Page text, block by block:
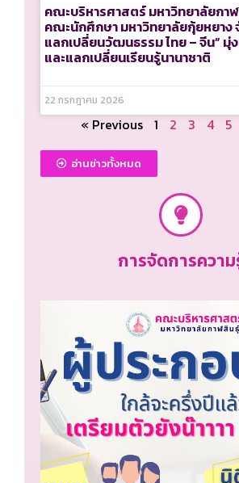
คณะบริหารศาสตร์ มหาวิทยาลัยกา
คณะนักศึกษา มหาวิทยาลัยกุ้ยหยาง
แลกเปลี่ยนวัฒนธรรม ไทย – จีน”
และแลกเปลี่ยนเรียนรู้นานาชาติ
22 กรกฎาคม 2026
« Previous 1 2 3 4 5
อ่านข่าวทั้งหมด
การจัดการควา